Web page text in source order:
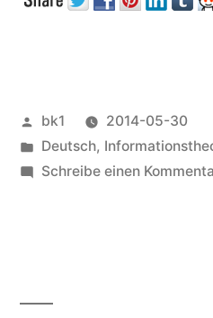
Veröffentlicht
von
bk1
2014-05-30
Veröffentlicht
unter
Deutsch,
Schreibe einen